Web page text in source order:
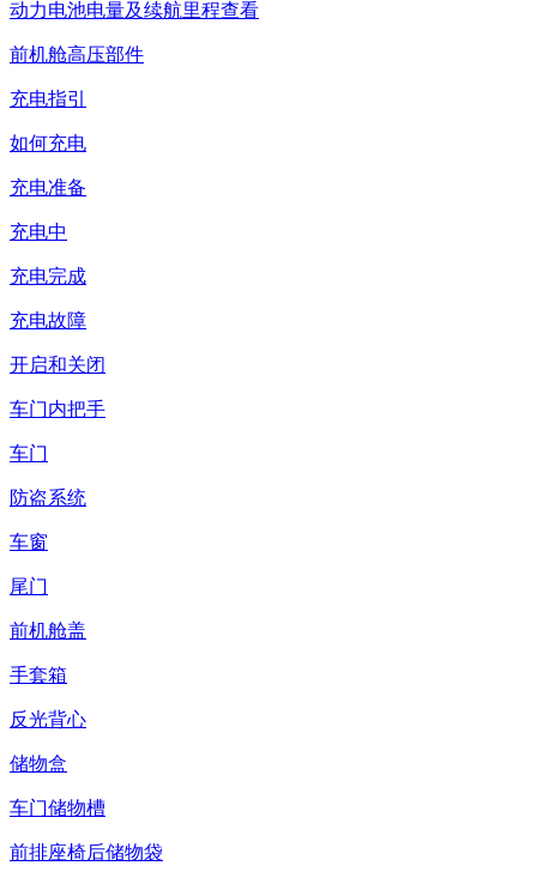
动力电池电量及续航里程查看
前机舱高压部件
充电指引
如何充电
充电准备
充电中
充电完成
充电故障
开启和关闭
车门内把手
车门
防盗系统
车窗
尾门
前机舱盖
手套箱
反光背心
储物盒
车门储物槽
前排座椅后储物袋